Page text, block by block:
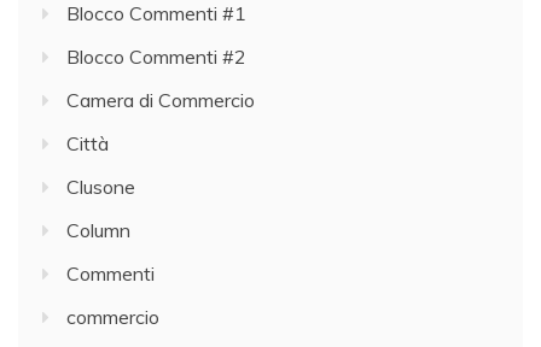
Blocco Commenti #1
Blocco Commenti #2
Camera di Commercio
Città
Clusone
Column
Commenti
commercio